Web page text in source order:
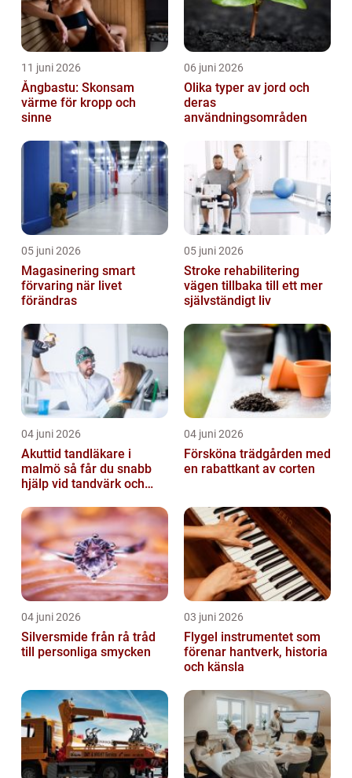
11 juni 2026
Ångbastu: Skonsam
värme för kropp och
sinne
06 juni 2026
Olika typer av jord och
deras
användningsområden
05 juni 2026
Magasinering smart
förvaring när livet
förändras
05 juni 2026
Stroke rehabilitering
vägen tillbaka till ett mer
självständigt liv
04 juni 2026
Akuttid tandläkare i
malmö så får du snabb
hjälp vid tandvärk och
04 juni 2026
Försköna trädgården med
en rabattkant av corten
04 juni 2026
Silversmide från rå tråd
till personliga smycken
03 juni 2026
Flygel instrumentet som
förenar hantverk, historia
och känsla